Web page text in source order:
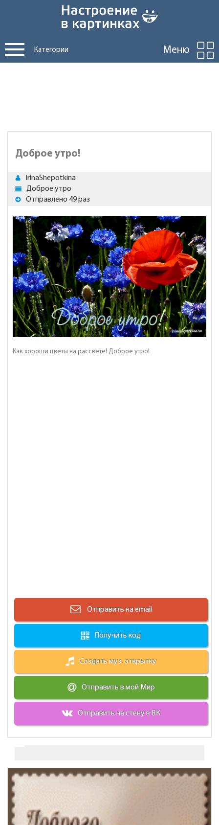
Категории Меню
Доброе утро!
IrinaShepotkina
Доброе утро
Отправлено 49 раз
Как хороши цветы на рассвете! Доброе утро!
Отправить на email
Получить код
Создать муз. открытку
Отправить в мой Мир
Отправить на стену в ВК